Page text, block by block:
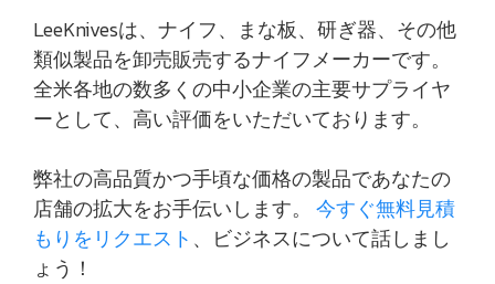
LeeKnivesは、ナイフ、まな板、研ぎ器、その他
類似製品を卸売販売するナイフメーカーです。
全米各地の数多くの中小企業の主要サプライヤ
ーとして、高い評価をいただいております。
弊社の高品質かつ手頃な価格の製品であなたの
店舗の拡大をお手伝いします。 今すぐ無料見積
もりをリクエスト 、ビジネスについて話しまし
ょう！